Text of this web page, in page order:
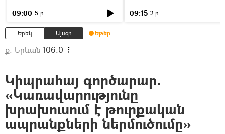
09:00 5 ր 09:15 2 ր
Երեկ Այսօր Եթեր
ք. Երևան 106.0
Կիպրահայ գործարար.
«Կառավարությունը
խրախուսում է թուրքական
ապրանքների ներմուծումը»